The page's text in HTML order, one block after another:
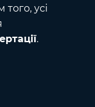
усі
.